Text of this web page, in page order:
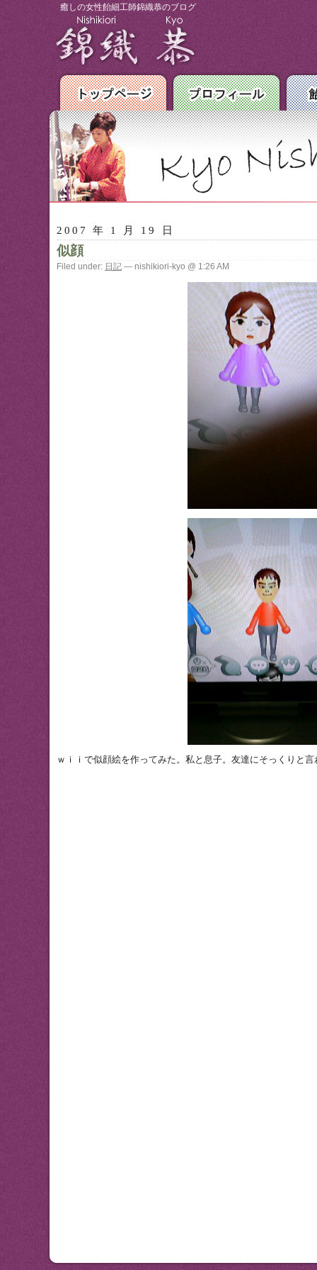
癒しの女性飴細工師錦織恭のブログ
2007 年 1 月 19 日
似顔
Filed under: 日記 — nishikiori-kyo @ 1:26 AM
ｗｉｉで似顔絵を作ってみた。私と息子。友達にそっくりと